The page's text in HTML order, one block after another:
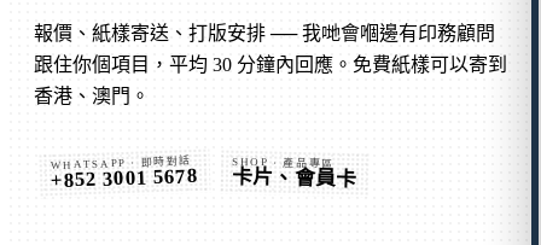
報價、紙樣寄送、打版安排 ── 我哋會嗰邊有印務顧問
跟住你個項目，平均 30 分鐘內回應。免費紙樣可以寄到
香港、澳門。
WHATSAPP · 即時對話
+852 3001 5678
SHOP · 產品專區
卡片、會員卡